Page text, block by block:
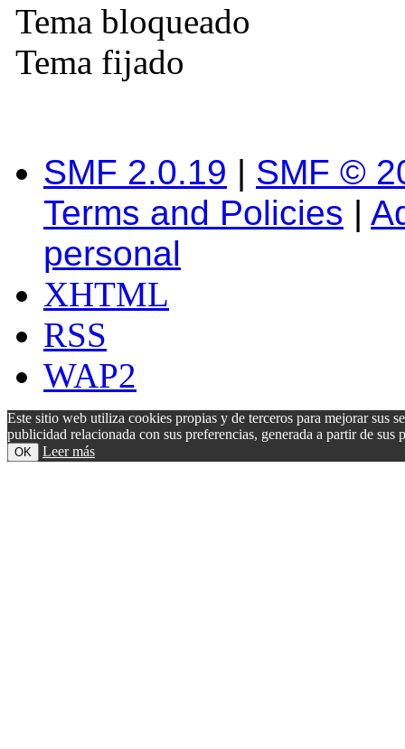
Tema bloqueado
Tema fijado
SMF 2.0.19 | SMF ©
Terms and Policies |
personal
XHTML
RSS
WAP2
Este sitio web utiliza cookies propias y de terceros para mejorar sus
publicidad relacionada con sus preferencias, generada a partir de
OK Leer más